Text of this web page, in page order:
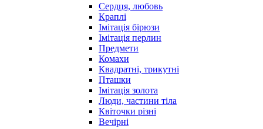
Сердця, любовь
Краплі
Імітація бірюзи
Імітація перлин
Предмети
Комахи
Квадратні, трикутні
Пташки
Імітація золота
Люди, частини тіла
Квіточки різні
Вечірні